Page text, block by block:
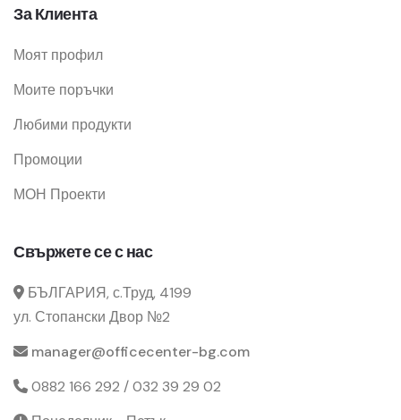
За Клиента
Моят профил
Моите поръчки
Любими продукти
Промоции
МОН Проекти
Свържете се с нас
БЪЛГАРИЯ, с.Труд, 4199
ул. Стопански Двор №2
manager@officecenter-bg.com
0882 166 292 / 032 39 29 02